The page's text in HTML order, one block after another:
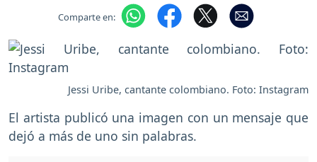
Comparte en:
Jessi Uribe, cantante colombiano. Foto: Instagram
El artista publicó una imagen con un mensaje que
dejó a más de uno sin palabras.